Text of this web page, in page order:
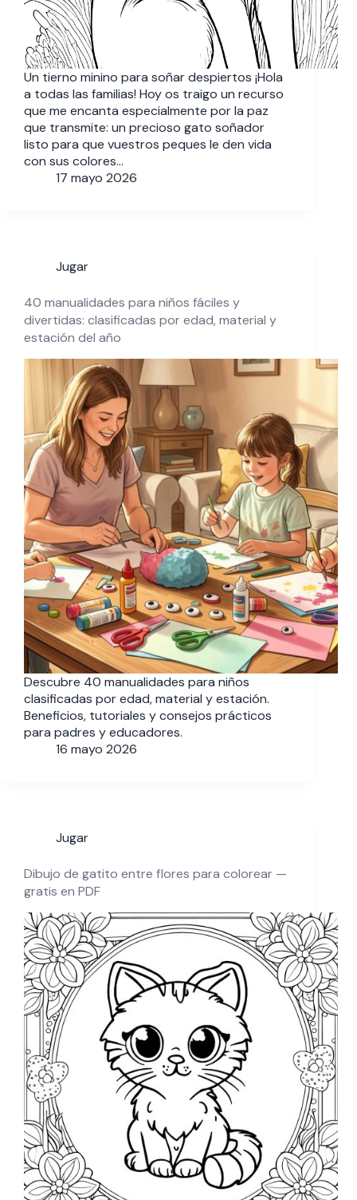
Un tierno minino para soñar despiertos ¡Hola
a todas las familias! Hoy os traigo un recurso
que me encanta especialmente por la paz
que transmite: un precioso gato soñador
listo para que vuestros peques le den vida
con sus colores…
17 mayo 2026
Jugar
40 manualidades para niños fáciles y
divertidas: clasificadas por edad, material y
estación del año
Descubre 40 manualidades para niños
clasificadas por edad, material y estación.
Beneficios, tutoriales y consejos prácticos
para padres y educadores.
16 mayo 2026
Jugar
Dibujo de gatito entre flores para colorear —
gratis en PDF